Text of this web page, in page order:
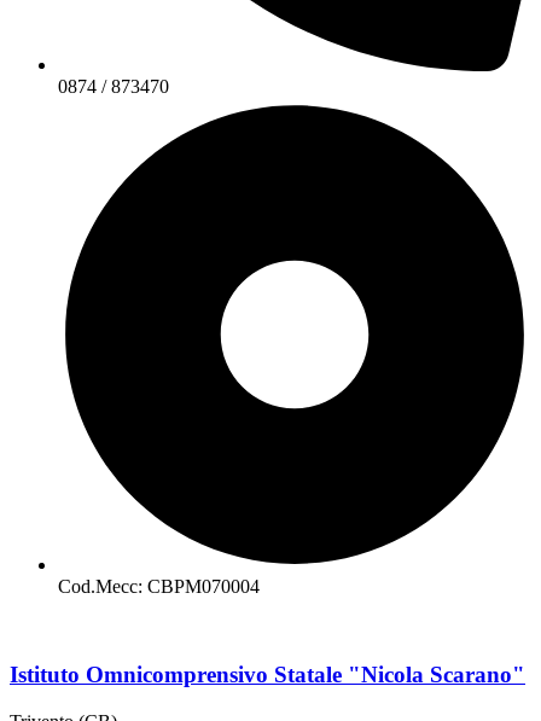
0874 / 873470
Cod.Mecc: CBPM070004
Istituto Omnicomprensivo Statale "Nicola Scarano"